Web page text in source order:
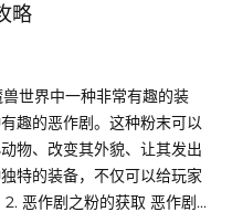
略
世界中一种非常有趣的装
趣的恶作剧。这种粉末可以
物、改变其外貌、让其发出
特的装备，不仅可以给玩家
恶作剧之粉的获取 恶作剧...